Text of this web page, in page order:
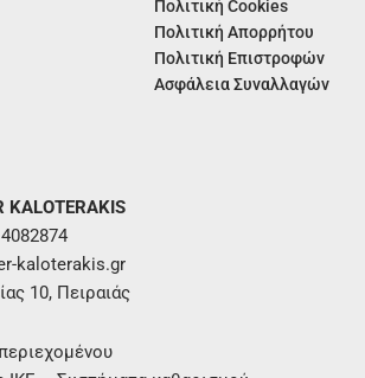
Πολιτική Cookies
Πολιτική Απορρήτου
Πολιτική Επιστροφών
Ασφάλεια Συναλλαγών
KALOTERAKIS
kaloterakis.gr
10, Πειραιάς